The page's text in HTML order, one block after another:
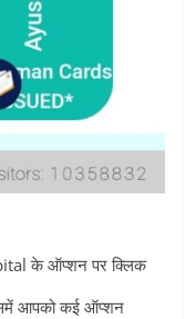
के ऑप्‍शन पर क्लिक
आपको कई ऑप्‍शन